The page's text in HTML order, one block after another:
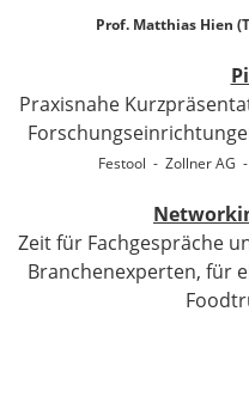
Prof. Matthias Hien
Praxisnahe
Festool - Zollner AG
Zeit für Fachgespräche
Branchenexperten, für